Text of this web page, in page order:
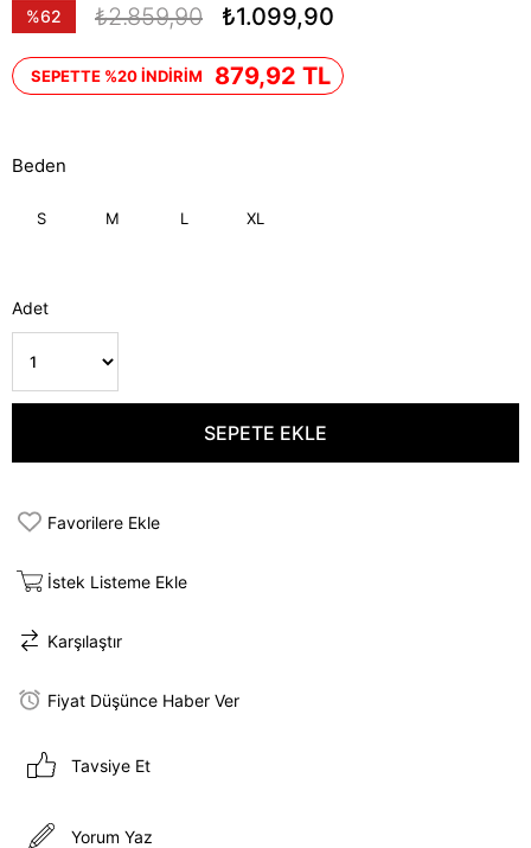
%62
₺2.859,90 ₺1.099,90
SEPETTE %20 İNDİRİM 879,92 TL
Beden
S M L XL
Adet
Favorilere Ekle
İstek Listeme Ekle
Karşılaştır
Fiyat Düşünce Haber Ver
Tavsiye Et
Yorum Yaz